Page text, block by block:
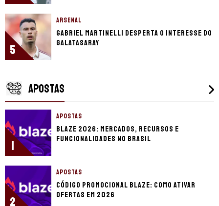
5
ARSENAL
Gabriel Martinelli desperta o interesse do
Galatasaray
APOSTAS
1
APOSTAS
Blaze 2026: mercados, recursos e
funcionalidades no Brasil
2
APOSTAS
Código promocional Blaze: como ativar
ofertas em 2026